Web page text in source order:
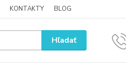
KONTAKTY BLOG
Hľadať